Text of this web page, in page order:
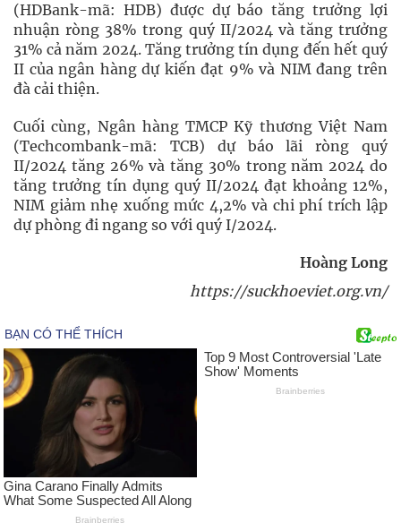
(HDBank-mã: HDB) được dự báo tăng trưởng lợi
nhuận ròng 38% trong quý II/2024 và tăng trưởng
31% cả năm 2024. Tăng trưởng tín dụng đến hết quý
II của ngân hàng dự kiến đạt 9% và NIM đang trên
đà cải thiện.
Cuối cùng, Ngân hàng TMCP Kỹ thương Việt Nam
(Techcombank-mã: TCB) dự báo lãi ròng quý
II/2024 tăng 26% và tăng 30% trong năm 2024 do
tăng trưởng tín dụng quý II/2024 đạt khoảng 12%,
NIM giảm nhẹ xuống mức 4,2% và chi phí trích lập
dự phòng đi ngang so với quý I/2024.
Hoàng Long
https://suckhoeviet.org.vn/